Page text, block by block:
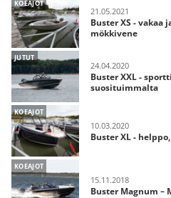
KOEAJOT
21.05.2021
Buster XS -
mökkivene
JUTUT
24.04.2020
Buster XXL -
suosituimmalta
KOEAJOT
10.03.2020
Buster XL -
KOEAJOT
15.11.2018
Buster Magnum –